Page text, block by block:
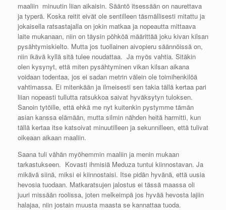
maaliin minuutin liian aikaisin. Sääntö itsessään on naurettava
ja typerä. Koska reitit eivät ole sentilleen täsmällisesti mitattu ja
jokaisella ratsastajalla on jokin matkaa ja nopeautta mittaava
laite mukanaan, niin on täysin pöhköä määrittää joku kivan kilsan
pysähtymiskielto. Mutta jos tuollainen aivopieru säännöissä on,
niin ikävä kyllä sitä tulee noudattaa. Ja myös vahtia. Sitäkin
olen kysynyt, että miten pysähtyminen vikan kilsan aikana
voidaan todentaa, jos ei sadan metrin välein ole toimihenkilöä
vahtimassa. Ei mitenkään ja ilmeisesti sen takia tällä kertaa pari
liian nopeasti tullutta ratsukkoa saivat hyväksytyn tuloksen.
Sanoin tytöille, että ehkä me nyt kuitenkin pystymme tämän
asian kanssa elämään, mutta silmin nähden heitä harmitti, kun
tällä kertaa itse katsoivat minuutilleen ja sekunnilleen, että tulivat
oikeaan aikaan maaliin.
Saana tuli vähän myöhemmin maaliin ja menin mukaan
tarkastukseen. Kovasti ihmisiä Meduza tuntui kiinnostavan. Ja
mikävä siinä, miksi ei kiinnostaisi. Itse pidän hyvänä, että uusia
hevosia tuodaan. Matkaratsujen jalostus ei tässä maassa oli
juuri missään roolissa, joten melkeimpä jos hyvää hevosta lajiin
halajaa, niin jostain muusta maasta se kannattaa tuoda.